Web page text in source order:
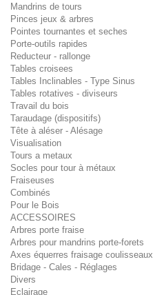
Mandrins de tours
Pinces jeux & arbres
Pointes tournantes et seches
Porte-outils rapides
Reducteur - rallonge
Tables croisees
Tables Inclinables - Type Sinus
Tables rotatives - diviseurs
Travail du bois
Taraudage (dispositifs)
Tête à aléser - Alésage
Visualisation
Tours a metaux
Socles pour tour à métaux
Fraiseuses
Combinés
Pour le Bois
ACCESSOIRES
Arbres porte fraise
Arbres pour mandrins porte-forets
Axes équerres fraisage coulisseaux
Bridage - Cales - Réglages
Divers
Eclairage